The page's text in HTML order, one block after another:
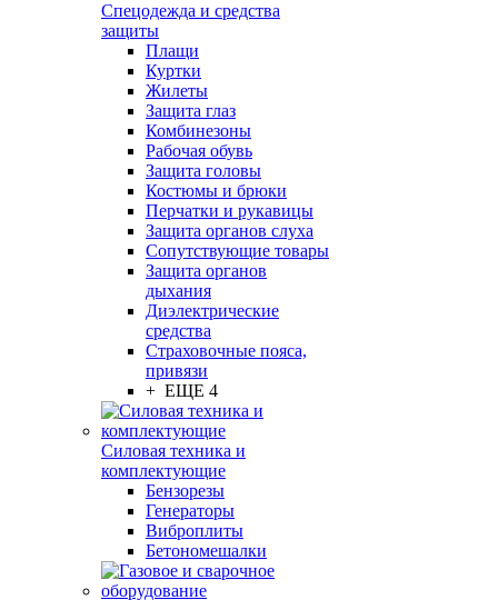
Спецодежда и средства
защиты
Плащи
Куртки
Жилеты
Защита глаз
Комбинезоны
Рабочая обувь
Защита головы
Костюмы и брюки
Перчатки и рукавицы
Защита органов слуха
Сопутствующие товары
Защита органов
дыхания
Диэлектрические
средства
Страховочные пояса,
привязи
+ ЕЩЕ 4
Силовая техника и
комплектующие
Бензорезы
Генераторы
Виброплиты
Бетономешалки